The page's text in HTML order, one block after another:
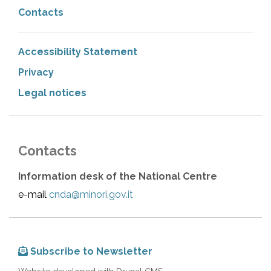
Contacts
Accessibility Statement
Privacy
Legal notices
Contacts
Information desk of the National Centre
e-mail cnda@minori.gov.it
Subscribe to Newsletter